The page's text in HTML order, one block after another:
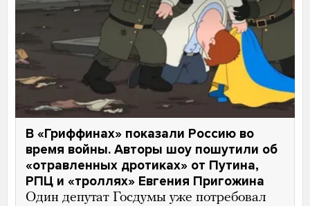
В «Гриффинах» показали Россию во
время войны. Авторы шоу пошутили об
«отравленных дротиках» от Путина,
РПЦ и «троллях» Евгения Пригожина
Один депутат Госдумы уже потребовал